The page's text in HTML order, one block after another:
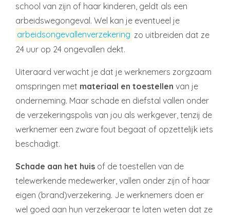
school van zijn of haar kinderen, geldt als een
arbeidswegongeval. Wel kan je eventueel je
arbeidsongevallenverzekering zo uitbreiden dat ze
24 uur op 24 ongevallen dekt.
Uiteraard verwacht je dat je werknemers zorgzaam
omspringen met materiaal en toestellen van je
onderneming. Maar schade en diefstal vallen onder
de verzekeringspolis van jou als werkgever, tenzij de
werknemer een zware fout begaat of opzettelijk iets
beschadigt.
Schade aan het huis of de toestellen van de
telewerkende medewerker, vallen onder zijn of haar
eigen (brand)verzekering. Je werknemers doen er
wel goed aan hun verzekeraar te laten weten dat ze